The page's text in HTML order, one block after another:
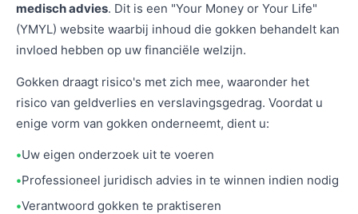
medisch advies. Dit is een "Your Money or Your Life"
(YMYL) website waarbij inhoud die gokken behandelt kan
invloed hebben op uw financiële welzijn.
Gokken draagt risico's met zich mee, waaronder het
risico van geldverlies en verslavingsgedrag. Voordat u
enige vorm van gokken onderneemt, dient u:
Uw eigen onderzoek uit te voeren
Professioneel juridisch advies in te winnen indien nodig
Verantwoord gokken te praktiseren